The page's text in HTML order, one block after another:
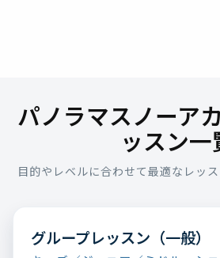
パノラマスノーア
ッスン一
目的やレベルに合わせて最適なレッ
グループレッスン（一般）